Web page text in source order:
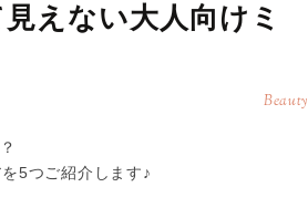
えない大人向けミ
Beauty
5つご紹介します♪